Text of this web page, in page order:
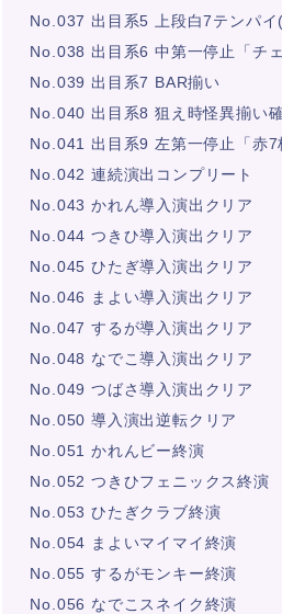
No.037 出目系5 上段白7テンパイ
No.038 出目系6 中第一停止「チ
No.039 出目系7 BAR揃い
No.040 出目系8 狙え時怪異揃い
No.041 出目系9 左第一停止「赤7
No.042 連続演出コンプリート
No.043 かれん導入演出クリア
No.044 つきひ導入演出クリア
No.045 ひたぎ導入演出クリア
No.046 まよい導入演出クリア
No.047 するが導入演出クリア
No.048 なでこ導入演出クリア
No.049 つばさ導入演出クリア
No.050 導入演出逆転クリア
No.051 かれんビー終演
No.052 つきひフェニックス終演
No.053 ひたぎクラブ終演
No.054 まよいマイマイ終演
No.055 するがモンキー終演
No.056 なでこスネイク終演